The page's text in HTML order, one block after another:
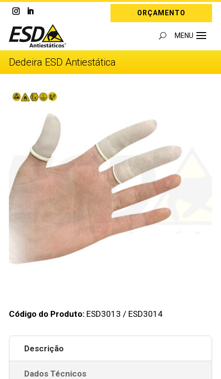
ORÇAMENTO
Dedeira ESD Antiestática
Código do Produto: ESD3013 / ESD3014
Descrição
Dados Técnicos